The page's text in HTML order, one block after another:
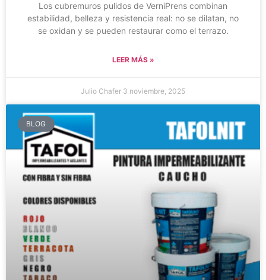
Los cubremuros pulidos de VerniPrens combinan
estabilidad, belleza y resistencia real: no se dilatan, no
se oxidan y se pueden restaurar como el terrazo.
LEER MÁS »
Julio Chafer 3 noviembre, 2025
BLOG